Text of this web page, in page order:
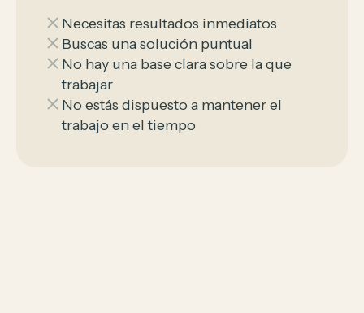
Necesitas resultados inmediatos
Buscas una solución puntual
No hay una base clara sobre la que
trabajar
No estás dispuesto a mantener el
trabajo en el tiempo